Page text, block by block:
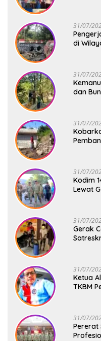
31/07/
di
31/07/
dan
31/07/
31/07/
Kodim
Lewat
31/07/
Gerak
31/07/
Ketua
TKBM
31/07/
Pererat